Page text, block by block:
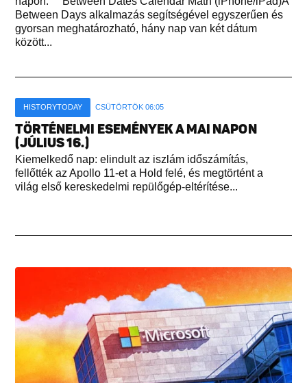
Between Days alkalmazás segítségével egyszerűen és
gyorsan meghatározható, hány nap van két dátum
között...
HISTORYTODAY CSÜTÖRTÖK 06:05
TÖRTÉNELMI ESEMÉNYEK A MAI NAPON
(JÚLIUS 16.)
Kiemelkedő nap: elindult az iszlám időszámítás,
fellőtték az Apollo 11-et a Hold felé, és megtörtént a
világ első kereskedelmi repülőgép-eltérítése...